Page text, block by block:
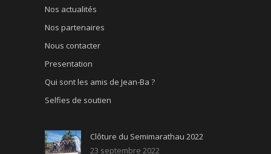
Nos actualités
Nos partenaires
Nous contacter
Presentation
Qui sont les amis de Jean-Ba ?
Selfies de soutien
Clôture du Semimarathau 2022
23 septembre 2022